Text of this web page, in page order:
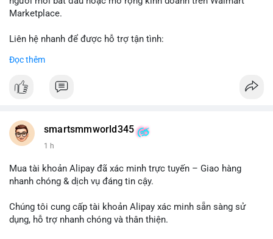
Marketplace.
Liên hệ nhanh để được hỗ trợ tận tình:
WhatsApp: +1 (605) 963-3652
#buywalmartselleraccounts
Đọc thêm
smartsmmworld345
1 h
Mua tài khoản Alipay đã xác minh trực tuyến – Giao hàng
nhanh chóng & dịch vụ đáng tin cậy.
Chúng tôi cung cấp tài khoản Alipay xác minh sẵn sàng sử
dụng, hỗ trợ nhanh chóng và thân thiện.